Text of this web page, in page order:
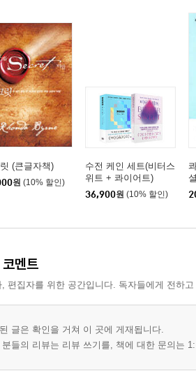
(큰글자책)
원 (10% 할인)
수전 케인 세트(비터스
위트 + 콰이어트)
36,900원 (10% 할인)
멘트
, 편집자를 위한 공간입니다. 독자들에게 전하
글은 확인을 거쳐 이 곳에 게재됩니다.
분들의 리뷰는 리뷰 쓰기를, 책에 대한 문의는